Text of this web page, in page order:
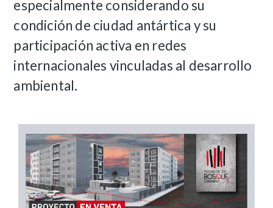
especialmente considerando su
condición de ciudad antártica y su
participación activa en redes
internacionales vinculadas al desarrollo
ambiental.